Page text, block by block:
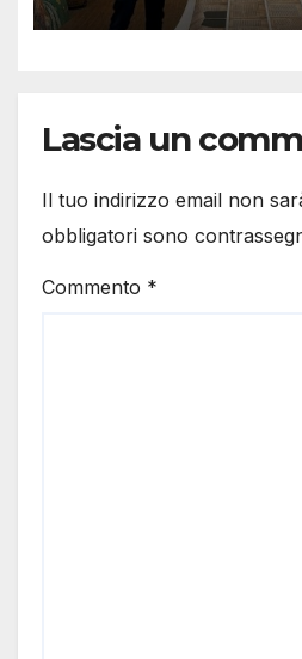
Lascia un
Il tuo indirizzo email non
obbligatori sono
Commento *